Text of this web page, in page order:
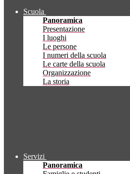
Scuola
Panoramica
Presentazione
I luoghi
Le persone
I numeri della scuola
Le carte della scuola
Organizzazione
La storia
Servizi
Panoramica